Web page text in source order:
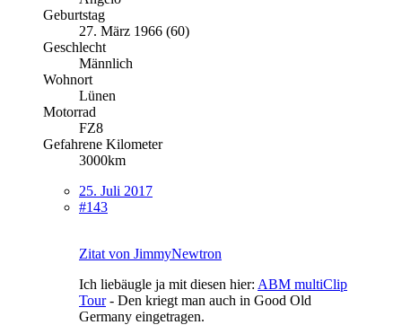
Geburtstag
27. März 1966 (60)
Geschlecht
Männlich
Wohnort
Lünen
Motorrad
FZ8
Gefahrene Kilometer
3000km
25. Juli 2017
#143
Zitat von JimmyNewtron
Ich liebäugle ja mit diesen hier: ABM multiClip
Tour- Den kriegt man auch in Good Old
Germany eingetragen.